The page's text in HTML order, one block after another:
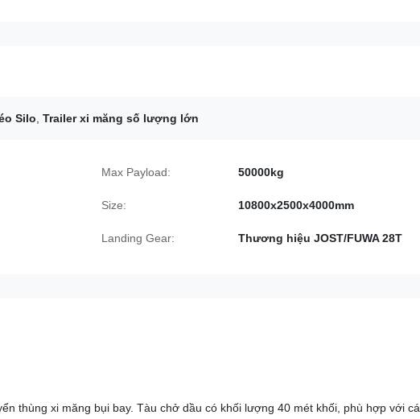
Silo, Trailer xi măng số lượng lớn
Max Payload: 50000kg
Size: 10800x2500x4000mm
Landing Gear: Thương hiệu JOST/FUWA 28T
thùng xi măng bụi bay. Tàu chở dầu có khối lượng 40 mét khối, phù hợp với